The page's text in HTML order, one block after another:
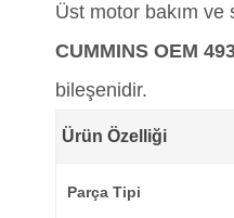
Üst motor bakım
CUMMINS OEM
bileşenidir.
Ürün Özelliği
Parça Tipi